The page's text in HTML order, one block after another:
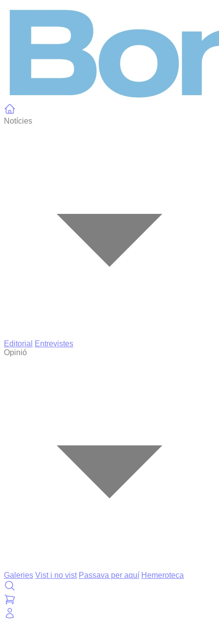
Notícies
Editorial
Entrevistes
Opinió
Galeries Vist i no vist Passava per aquí Hemeroteca